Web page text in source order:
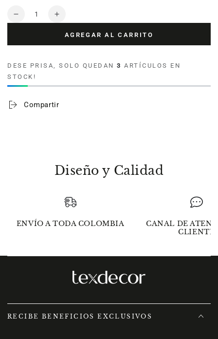
Cantidad
Reducir
bebé
para
bordar
Baby
Classic
Aumentar
para
bebé
bordar
Classic
AGREGAR AL CARRITO
DESE PRISA, SOLO QUEDAN 3 ARTÍCULOS EN
STOCK!
Compartir
Diseño y Calidad
ENVÍO A TODA COLOMBIA
CANAL DE
CLIENTE
RECIBE BENEFICIOS EXCLUSIVOS